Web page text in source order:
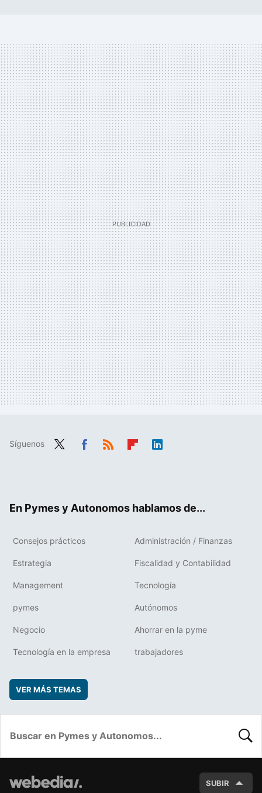
Síguenos
En Pymes y Autonomos hablamos de...
Consejos prácticos Administración / Finanzas
Estrategia Fiscalidad y Contabilidad
Management Tecnología
pymes Autónomos
Negocio Ahorrar en la pyme
Tecnología en la empresa trabajadores
VER MÁS TEMAS
SUBIR